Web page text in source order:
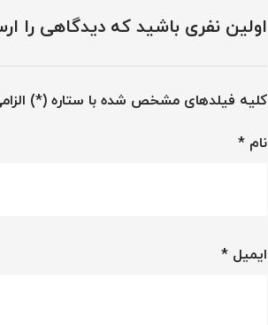
اولین نفری باشید که دیدگاهی را
کلیه فیلدهای مشخص شده با ستاره (*)
نام *
ایمیل *